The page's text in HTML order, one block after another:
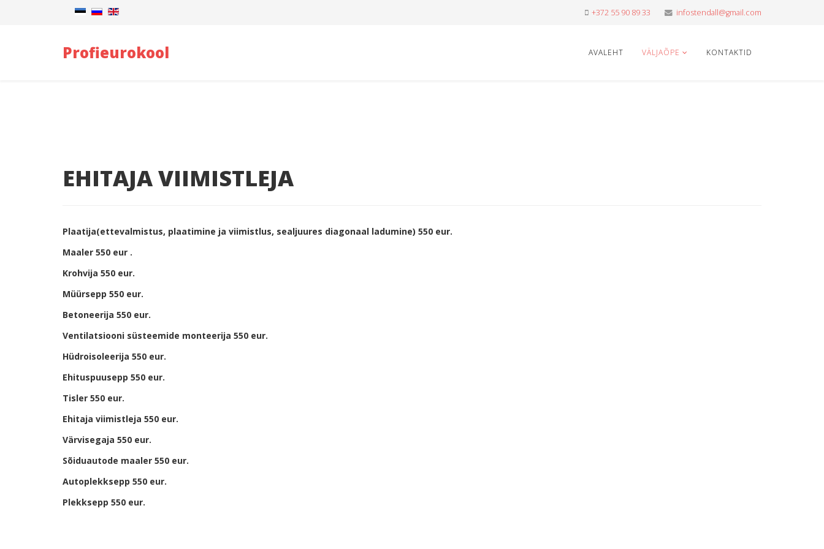
+372 55 90 89 33 infostendall@gmail.com
Profieurokool AVALEHT VÄLJAÕPE KONTAKTID
EHITAJA VIIMISTLEJA
Plaatija(ettevalmistus, plaatimine ja viimistlus, sealjuures diagonaal ladumine) 550 eur.
Maaler 550 eur .
Krohvija 550 eur.
Müürsepp 550 eur.
Betoneerija 550 eur.
Ventilatsiooni süsteemide monteerija 550 eur.
Hüdroisoleerija 550 eur.
Ehituspuusepp 550 eur.
Tisler 550 eur.
Ehitaja viimistleja 550 eur.
Värvisegaja 550 eur.
Sõiduautode maaler 550 eur.
Autoplekksepp 550 eur.
Plekksepp 550 eur.